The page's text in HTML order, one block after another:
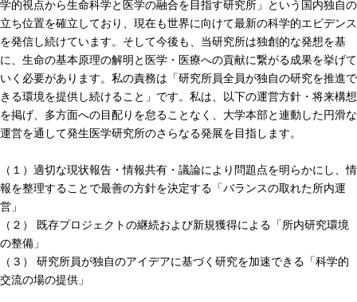
学的視点から生命科学と医学の融合を目指す研究所」という国内独自の
立ち位置を確立しており、現在も世界に向けて最新の科学的エビデンス
を発信し続けています。そして今後も、当研究所は独創的な発想を基
に、生命の基本原理の解明と医学・医療への貢献に繋がる成果を挙げて
いく必要があります。私の責務は「研究所員全員が独自の研究を推進で
きる環境を提供し続けること」です。私は、以下の運営方針・将来構想
を掲げ、多方面への目配りを怠ることなく、大学本部と連動した円滑な
運営を通して発生医学研究所のさらなる発展を目指します。
（１）適切な現状報告・情報共有・議論により問題点を明らかにし、情
報を整理することで最善の方針を決定する「バランスの取れた所内運
営」
（２） 既存プロジェクトの継続および新規獲得による「所内研究環境
の整備」
（３） 研究所員が独自のアイデアに基づく研究を加速できる「科学的
交流の場の提供」